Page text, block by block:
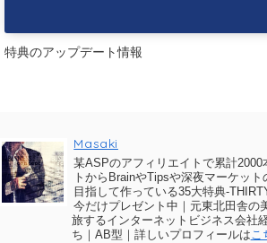
特典のアップデート情報
Masaki
某ASPのアフィリエイトで累計
トからBrainやTipsや深夜マーケッ
目指して作っている35大特典-
今だけプレゼント中｜元東北田舎の
旅するインターネットビジネス会社
ち｜AB型｜詳しいプロフィールはこ